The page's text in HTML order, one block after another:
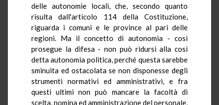
delle autonomie locali, che, secondo quanto
risulta dall'articolo 114 della Costituzione,
riguarda i comuni e le province al pari delle
regioni. Ma il concetto di autonomia - così
prosegue la difesa - non può ridursi alla così
detta autonomia politica, perché questa sarebbe
sminuita ed ostacolata se non disponesse degli
strumenti normativi ed amministrativi, e fra
questi ultimi non può mancare la facoltà di
scelta, nomina ed amministrazione del personale,